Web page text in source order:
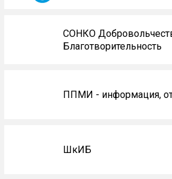
СОНКО
Благотворительность
ППМИ - информация,
ШкИБ